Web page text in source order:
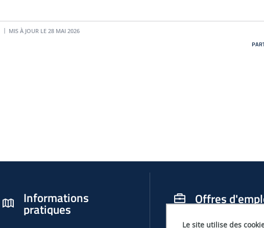
Le site utilise des
MIS À JOUR LE 28 MAI 2026
Informations
pratiques
Offres
OFFRES D'EMPLOIS, DE THÈSES